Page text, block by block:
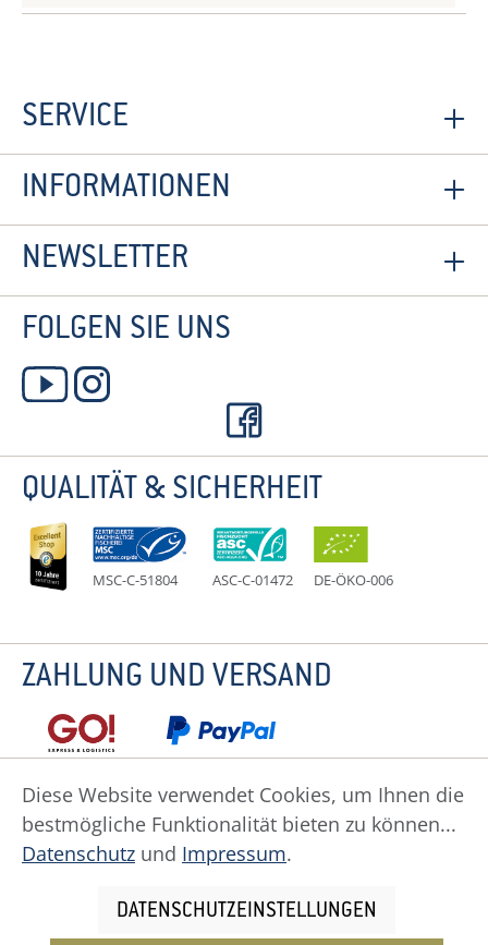
SERVICE
INFORMATIONEN
NEWSLETTER
FOLGEN SIE UNS
QUALITÄT & SICHERHEIT
MSC-C-51804 ASC-C-01472 DE-ÖKO-006
ZAHLUNG UND VERSAND
Datenschutz Impressum
Widerruf
Widerrufsformular
AGB Zahlung
Cookie Einstellungen
Diese Website verwendet Cookies, um Ihnen die
bestmögliche Funktionalität bieten zu können...
Datenschutz und Impressum.
DATENSCHUTZEINSTELLUNGEN